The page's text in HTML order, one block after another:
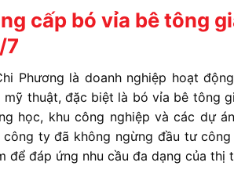
cấp bó vỉa bê tông
7
Phương là doanh nghiệp hoạtđộng
mỹ thuật, đặc biệt là bóvỉa bê tông
học, khucông nghiệp vàcác dự
công tyđã không ngừng đầu tưcông
để đáp ứng nhu cầu đa dạng của thị